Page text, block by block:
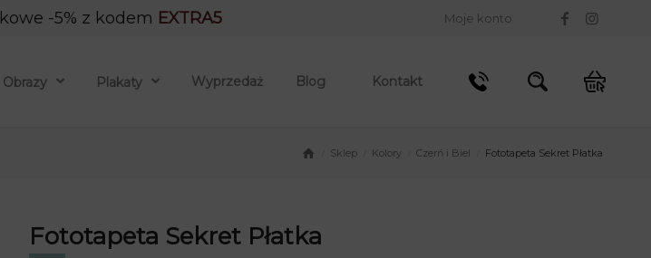
Moje konto
-5% z kodem EXTRA5
Obrazy Plakaty Wyprzedaż Blog Kontakt
Sklep Kolory Czerń i Biel Fototapeta Sekret Płatka
Fototapeta Sekret Płatka